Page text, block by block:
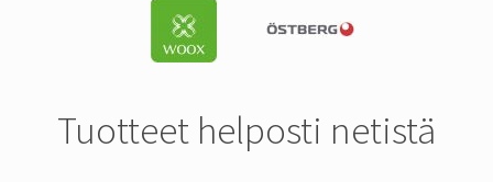
Tuotteet helposti netistä